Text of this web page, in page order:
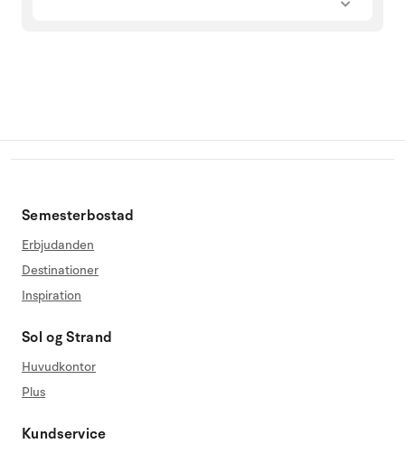
Semesterbostad
Erbjudanden
Destinationer
Inspiration
Sol og Strand
Huvudkontor
Plus
Kundservice